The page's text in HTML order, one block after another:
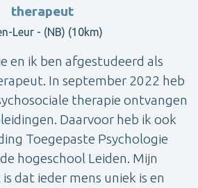
therapeut
Leur - (NB) (10km)
en ik ben afgestudeerd als
In september 2022 heb
therapie ontvangen
Daarvoor heb ik ook
Toegepaste Psychologie
hogeschool Leiden. Mijn
dat ieder mens uniek is en